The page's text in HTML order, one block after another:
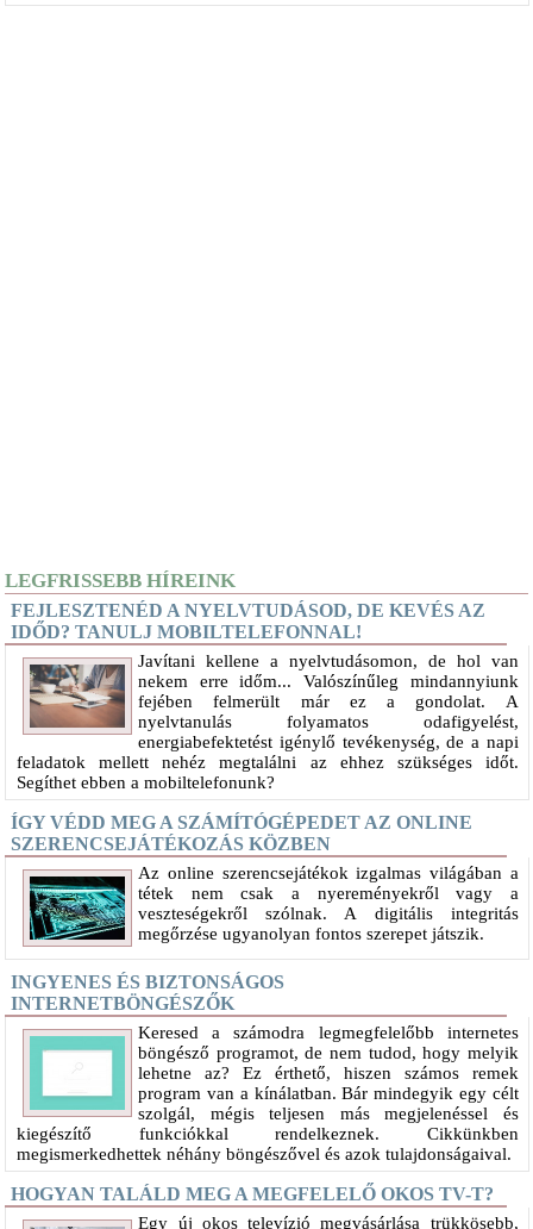
LEGFRISSEBB HÍREINK
FEJLESZTENÉD A NYELVTUDÁSOD, DE KEVÉS AZ
IDŐD? TANULJ MOBILTELEFONNAL!
Javítani kellene a nyelvtudásomon, de hol van
nekem erre időm... Valószínűleg mindannyiunk
fejében felmerült már ez a gondolat. A
nyelvtanulás folyamatos odafigyelést,
energiabefektetést igénylő tevékenység, de a napi
feladatok mellett nehéz megtalálni az ehhez szükséges időt.
Segíthet ebben a mobiltelefonunk?
ÍGY VÉDD MEG A SZÁMÍTÓGÉPEDET AZ ONLINE
SZERENCSEJÁTÉKOZÁS KÖZBEN
Az online szerencsejátékok izgalmas világában a
tétek nem csak a nyereményekről vagy a
veszteségekről szólnak. A digitális integritás
megőrzése ugyanolyan fontos szerepet játszik.
INGYENES ÉS BIZTONSÁGOS
INTERNETBÖNGÉSZŐK
Keresed a számodra legmegfelelőbb internetes
böngésző programot, de nem tudod, hogy melyik
lehetne az? Ez érthető, hiszen számos remek
program van a kínálatban. Bár mindegyik egy célt
szolgál, mégis teljesen más megjelenéssel és
kiegészítő funkciókkal rendelkeznek. Cikkünkben
megismerkedhettek néhány böngészővel és azok tulajdonságaival.
HOGYAN TALÁLD MEG A MEGFELELŐ OKOS TV-T?
Egy új okos televízió megvásárlása trükkösebb,